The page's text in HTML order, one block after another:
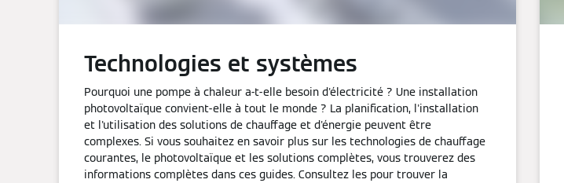
Technologies et systèmes
Pourquoi une pompe à chaleur a-t-elle besoin d'électricité ? Une installation
photovoltaïque convient-elle à tout le monde ? La planification, l'installation
et l'utilisation des solutions de chauffage et d'énergie peuvent être
complexes. Si vous souhaitez en savoir plus sur les technologies de chauffage
courantes, le photovoltaïque et les solutions complètes, vous trouverez des
informations complètes dans ces guides. Consultez les pour trouver la